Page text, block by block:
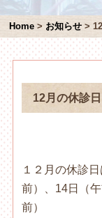
Home > お知らせ >
12月の休診日
１２月の休診
前）、14日（
前）